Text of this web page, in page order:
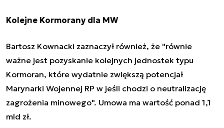
Kolejne Kormorany dla MW
Bartosz Kownacki zaznaczył również, że "równie
ważne jest pozyskanie kolejnych jednostek typu
Kormoran, które wydatnie zwiększą potencjał
Marynarki Wojennej RP w jeśli chodzi o neutralizację
zagrożenia minowego". Umowa ma wartość ponad 1,1
mld zł.